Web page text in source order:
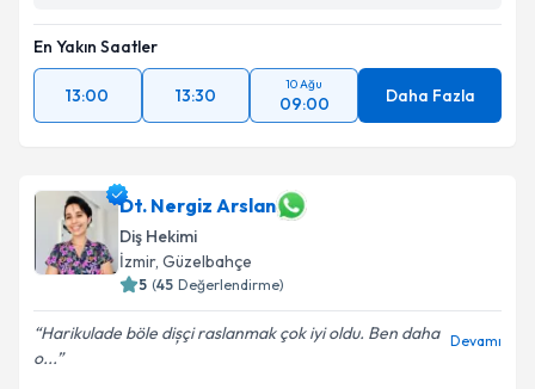
En Yakın Saatler
13:00 13:30
10 Ağu
09:00 Daha Fazla
Dt. Nergiz Arslan
Diş Hekimi
İzmir, Güzelbahçe
5 (45 Değerlendirme)
Harikulade böle dișçi raslanmak çok iyi oldu. Ben daha
o...
Devamı